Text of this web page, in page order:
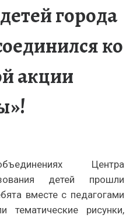
города
ко
акции
Центра
детей прошли
вместе с педагогами
тематические рисунки,